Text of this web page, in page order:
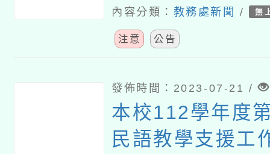
理112年社交工
內容分類： 教務處新聞 / 無
注意 公告
發佈時間：2023-07-21 /
本校112學年度
民語教學支援工